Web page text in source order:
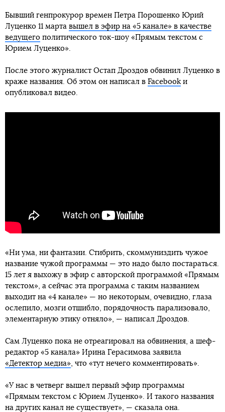
Бывший генпрокурор времен Петра Порошенко Юрий
Луценко 11 марта вышел в эфир на «5 канале» в качестве
ведущего политического ток-шоу «Прямым текстом с
Юрием Луценко».
После этого журналист Остап Дроздов обвинил Луценко в
краже названия. Об этом он написал в Facebook и
опубликовал видео.
«Ни ума, ни фантазии. Стибрить, скоммуниздить чужое
название чужой программы — это надо было постараться.
15 лет я выхожу в эфир с авторской программой «Прямым
текстом», а сейчас эта программа с таким названием
выходит на «4 канале» — но некоторым, очевидно, глаза
ослепило, мозги отшибло, порядочность парализовало,
элементарную этику отняло», — написал Дроздов.
Сам Луценко пока не отреагировал на обвинения, а шеф-
редактор «5 канала» Ирина Герасимова заявила
«Детектор медиа» , что «тут нечего комментировать».
«У нас в четверг вышел первый эфир программы
«Прямым текстом с Юрием Луценко». И такого названия
на других канал не существует», — сказала она.